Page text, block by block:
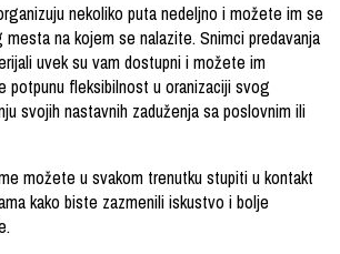
nekoliko puta nedeljno i možete im se
na kojem se nalazite. Snimci predavanja
uvek su vam dostupni i možete im
potpunu fleksibilnost u oranizaciji svog
svojih nastavnih zaduženja sa poslovnim ili
možete u svakom trenutku stupiti u kontakt
kako biste zazmenili iskustvo i bolje